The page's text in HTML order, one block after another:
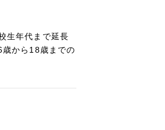
生年代まで延長
から18歳までの